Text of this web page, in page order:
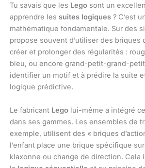
Tu savais que les Lego sont un
apprendre les suites logiques ? C’est
mathématique fondamentale. Sur des
propose souvent d’utiliser des briques
créer et prolonger des régularités :
bleu, ou encore grand-petit-grand-
identifier un motif et à prédire la suite
logique prédictive.
Le fabricant Lego lui-même a intégré
dans ses gammes. Les ensembles de
exemple, utilisent des « briques
l’enfant place une brique spécifique
klaxonne ou change de direction. Cela